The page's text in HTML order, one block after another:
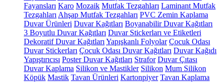
Fayansları Karo Mozaik Mutfak Tezgahları Laminant Mutfak
Tezgahları Ahşap Mutfak Tezgahları PVC Zemin Kaplama
Duvar Ürünleri Duvar Kağıtları Boyanabilir Duvar Kağıtları
3 Boyutlu Duvar Kağıtları Duvar Stickerları ve Etiketleri
Dekoratif Duvar Kağıtları Yapışkanlı Folyolar Çocuk Odası
Duvar Stickerları Çocuk Odası Duvar Kağıtları Duvar Kağıdı
Yapıştırıcısı Poster Duvar Kağıtları Strafor Duvar Çıtası
Duvar Kaplama Silikon ve Mastikler Silikon Mum Silikon
Köpük Mastik Tavan Ürünleri Kartonpiyer Tavan Kaplama